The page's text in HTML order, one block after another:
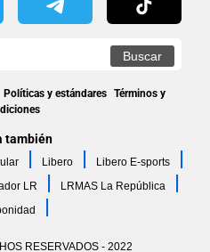
Políticas y estándares Términos y
también
Libero
Libero E-sports
LR
LRMAS La República
RESERVADOS - 2022